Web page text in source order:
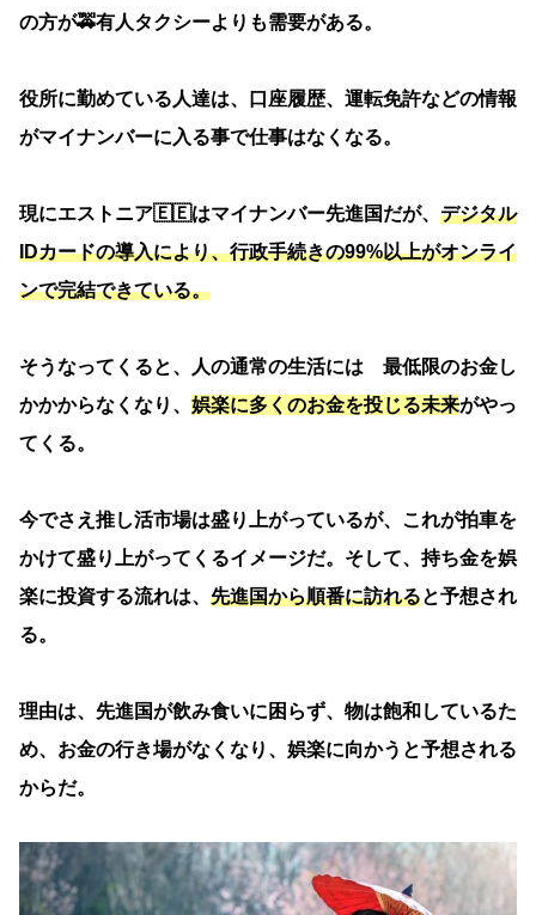
の方が🚕有人タクシーよりも需要がある。
役所に勤めている人達は、口座履歴、運転免許などの情報
がマイナンバーに入る事で仕事はなくなる。
現にエストニア🇪🇪はマイナンバー先進国だが、 デジタル
IDカードの導入により、行政手続きの99%以上がオンライ
ンで完結できている。
そうなってくると、人の通常の生活には 最低限のお金し
かかからなくなり、 娯楽に多くのお金を投じる未来がやっ
てくる。
今でさえ推し活市場は盛り上がっているが、これが拍車を
かけて盛り上がってくるイメージだ。そして、持ち金を娯
楽に投資する流れは、 先進国から順番に訪れると予想され
る。
理由は、先進国が飲み食いに困らず、物は飽和しているた
め、お金の行き場がなくなり、娯楽に向かうと予想される
からだ。